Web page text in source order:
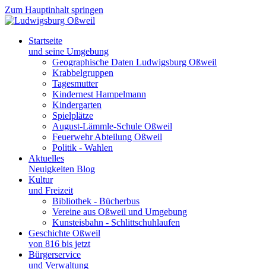
Zum Hauptinhalt springen
Startseite
und seine Umgebung
Geographische Daten Ludwigsburg Oßweil
Krabbelgruppen
Tagesmutter
Kindernest Hampelmann
Kindergarten
Spielplätze
August-Lämmle-Schule Oßweil
Feuerwehr Abteilung Oßweil
Politik - Wahlen
Aktuelles
Neuigkeiten Blog
Kultur
und Freizeit
Bibliothek - Bücherbus
Vereine aus Oßweil und Umgebung
Kunsteisbahn - Schlittschuhlaufen
Geschichte Oßweil
von 816 bis jetzt
Bürgerservice
und Verwaltung